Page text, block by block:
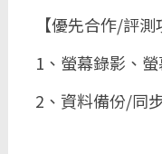
【優先合作/評測
1、螢幕錄影、
2、資料備份/同